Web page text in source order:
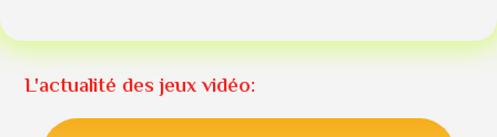
L'actualité des jeux vidéo: